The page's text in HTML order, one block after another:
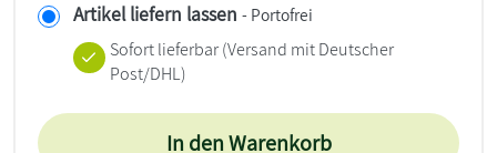
Artikel liefern lassen - Portofrei
Sofort lieferbar(Versand mit Deutscher
Post/DHL)
In den Warenkorb